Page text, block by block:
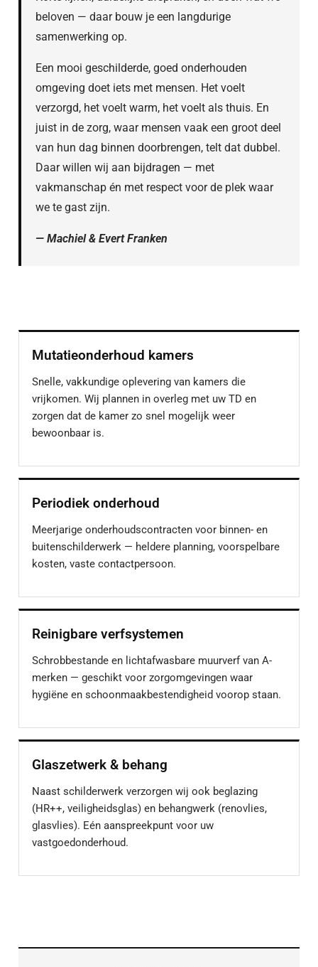
beloven — daar bouw je een langdurige
samenwerking op.
Een mooi geschilderde, goed onderhouden
omgeving doet iets met mensen. Het voelt
verzorgd, het voelt warm, het voelt als thuis. En
juist in de zorg, waar mensen vaak een groot deel
van hun dag binnen doorbrengen, telt dat dubbel.
Daar willen wij aan bijdragen — met
vakmanschap én met respect voor de plek waar
we te gast zijn.
— Machiel & Evert Franken
Mutatieonderhoud kamers
Snelle, vakkundige oplevering van kamers die
vrijkomen. Wij plannen in overleg met uw TD en
zorgen dat de kamer zo snel mogelijk weer
bewoonbaar is.
Periodiek onderhoud
Meerjarige onderhoudscontracten voor binnen- en
buitenschilderwerk — heldere planning, voorspelbare
kosten, vaste contactpersoon.
Reinigbare verfsystemen
Schrobbestande en lichtafwasbare muurverf van A-
merken — geschikt voor zorgomgevingen waar
hygiëne en schoonmaakbestendigheid voorop staan.
Glaszetwerk & behang
Naast schilderwerk verzorgen wij ook beglazing
(HR++, veiligheidsglas) en behangwerk (renovlies,
glasvlies). Eén aanspreekpunt voor uw
vastgoedonderhoud.